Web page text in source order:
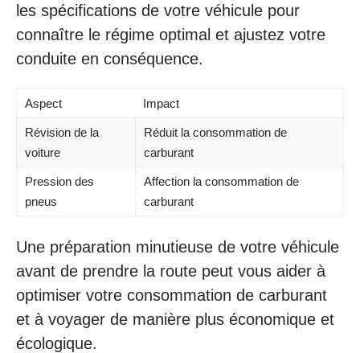
les spécifications de votre véhicule pour
connaître le régime optimal et ajustez votre
conduite en conséquence.
Aspect Impact
Révision de la
voiture
Réduit la consommation de
carburant
Pression des
pneus
Affection la consommation de
carburant
Une préparation minutieuse de votre véhicule
avant de prendre la route peut vous aider à
optimiser votre consommation de carburant
et à voyager de manière plus économique et
écologique.